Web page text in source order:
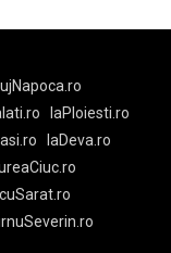
laPloiesti.ro
laDeva.ro